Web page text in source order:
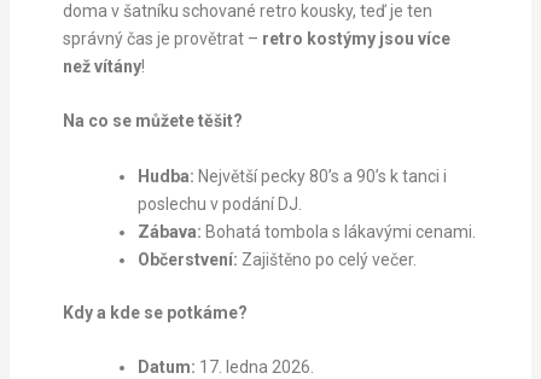
doma v šatníku schované retro kousky, teď je ten
správný čas je provětrat – retro kostýmy jsou více
než vítány!
Na co se můžete těšit?
Hudba: Největší pecky 80’s a 90’s k tanci i
poslechu v podání DJ.
Zábava: Bohatá tombola s lákavými cenami.
Občerstvení: Zajištěno po celý večer.
Kdy a kde se potkáme?
Datum: 17. ledna 2026.